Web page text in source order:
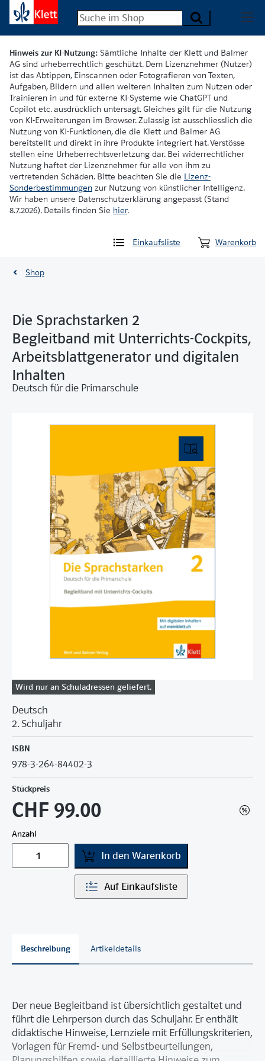
Hinweis zur KI-Nutzung: Sämtliche Inhalte der Klett und Balmer
AG sind urheberrechtlich geschützt. Dem Lizenznehmer (Nutzer)
ist das Abtippen, Einscannen oder Fotografieren von Texten,
Aufgaben, Bildern und allen weiteren Inhalten zum Nutzen oder
Trainieren in und für externe KI-Systeme wie ChatGPT und
Copilot etc. ausdrücklich untersagt. Gleiches gilt für die Nutzung
von KI-Erweiterungen im Browser. Zulässig ist ausschliesslich die
Nutzung von KI-Funktionen, die die Klett und Balmer AG
bereitstellt und direkt in ihre Produkte integriert hat. Verstösse
stellen eine Urheberrechtsverletzung dar. Bei widerrechtlicher
Nutzung haftet der Lizenznehmer für alle von ihm zu
vertretenden Schäden. Bitte beachten Sie die Lizenz-
Sonderbestimmungen zur Nutzung von künstlicher Intelligenz.
Wir haben unsere Datenschutzerklärung angepasst (Stand
8.7.2026). Details finden Sie hier.
Einkaufsliste Warenkorb
Shop
Die Sprachstarken 2
Begleitband mit Unterrichts-Cockpits,
Arbeitsblattgenerator und digitalen
Inhalten
Deutsch für die Primarschule
Wird nur an Schuladressen geliefert.
Deutsch
2. Schuljahr
ISBN
978-3-264-84402-3
Stückpreis
CHF 99.00
Anzahl
In den Warenkorb
Auf Einkaufsliste
Beschreibung Artikeldetails
Der neue Begleitband ist übersichtlich gestaltet und
führt die Lehrperson durch das Schuljahr. Er enthält
didaktische Hinweise, Lernziele mit Erfüllungskriterien,
Vorlagen für Fremd- und Selbstbeurteilungen,